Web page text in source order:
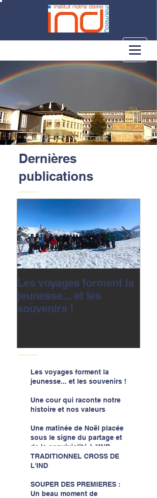
Dernières
publications
Les voyages forment la
jeunesse... et les
souvenirs !
Les voyages forment la
jeunesse... et les souvenirs !
Une cour qui raconte notre
histoire et nos valeurs
Une matinée de Noël placée
sous le signe du partage et
de la convivialité à l'IND...
TRADITIONNEL CROSS DE
L'IND
SOUPER DES PREMIERES :
Un beau moment de